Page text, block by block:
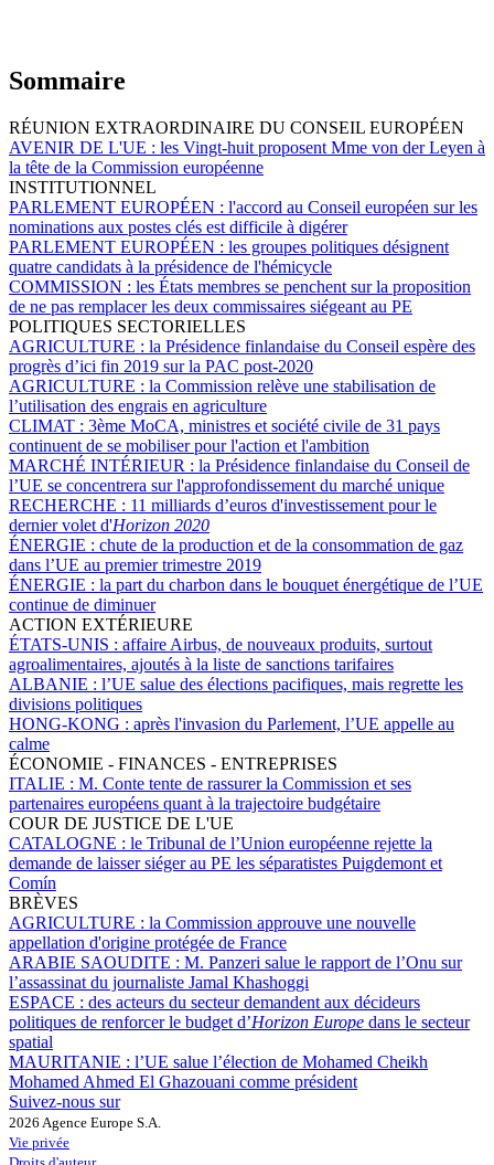
Sommaire
RÉUNION EXTRAORDINAIRE DU CONSEIL EUROPÉEN
AVENIR DE L'UE : les Vingt-huit proposent Mme von der Leyen à
la tête de la Commission européenne
INSTITUTIONNEL
PARLEMENT EUROPÉEN : l'accord au Conseil européen sur les
nominations aux postes clés est difficile à digérer
PARLEMENT EUROPÉEN : les groupes politiques désignent
quatre candidats à la présidence de l'hémicycle
COMMISSION : les États membres se penchent sur la proposition
de ne pas remplacer les deux commissaires siégeant au PE
POLITIQUES SECTORIELLES
AGRICULTURE : la Présidence finlandaise du Conseil espère des
progrès d’ici fin 2019 sur la PAC post-2020
AGRICULTURE : la Commission relève une stabilisation de
l’utilisation des engrais en agriculture
CLIMAT : 3ème MoCA, ministres et société civile de 31 pays
continuent de se mobiliser pour l'action et l'ambition
MARCHÉ INTÉRIEUR : la Présidence finlandaise du Conseil de
l’UE se concentrera sur l'approfondissement du marché unique
RECHERCHE : 11 milliards d’euros d'investissement pour le
dernier volet d'Horizon 2020
ÉNERGIE : chute de la production et de la consommation de gaz
dans l’UE au premier trimestre 2019
ÉNERGIE : la part du charbon dans le bouquet énergétique de l’UE
continue de diminuer
ACTION EXTÉRIEURE
ÉTATS-UNIS : affaire Airbus, de nouveaux produits, surtout
agroalimentaires, ajoutés à la liste de sanctions tarifaires
ALBANIE : l’UE salue des élections pacifiques, mais regrette les
divisions politiques
HONG-KONG : après l'invasion du Parlement, l’UE appelle au
calme
ÉCONOMIE - FINANCES - ENTREPRISES
ITALIE : M. Conte tente de rassurer la Commission et ses
partenaires européens quant à la trajectoire budgétaire
COUR DE JUSTICE DE L'UE
CATALOGNE : le Tribunal de l’Union européenne rejette la
demande de laisser siéger au PE les séparatistes Puigdemont et
Comín
BRÈVES
AGRICULTURE : la Commission approuve une nouvelle
appellation d'origine protégée de France
ARABIE SAOUDITE : M. Panzeri salue le rapport de l’Onu sur
l’assassinat du journaliste Jamal Khashoggi
ESPACE : des acteurs du secteur demandent aux décideurs
politiques de renforcer le budget d’Horizon Europe dans le secteur
spatial
MAURITANIE : l’UE salue l’élection de Mohamed Cheikh
Mohamed Ahmed El Ghazouani comme président
Suivez-nous sur
2026 Agence Europe S.A.
Vie privée